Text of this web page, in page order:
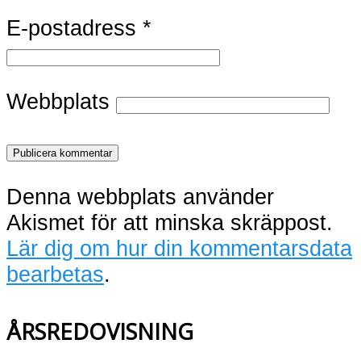
E-postadress *
Webbplats
Denna webbplats använder
Akismet för att minska skräppost.
Lär dig om hur din kommentarsdata
bearbetas.
ÅRSREDOVISNING